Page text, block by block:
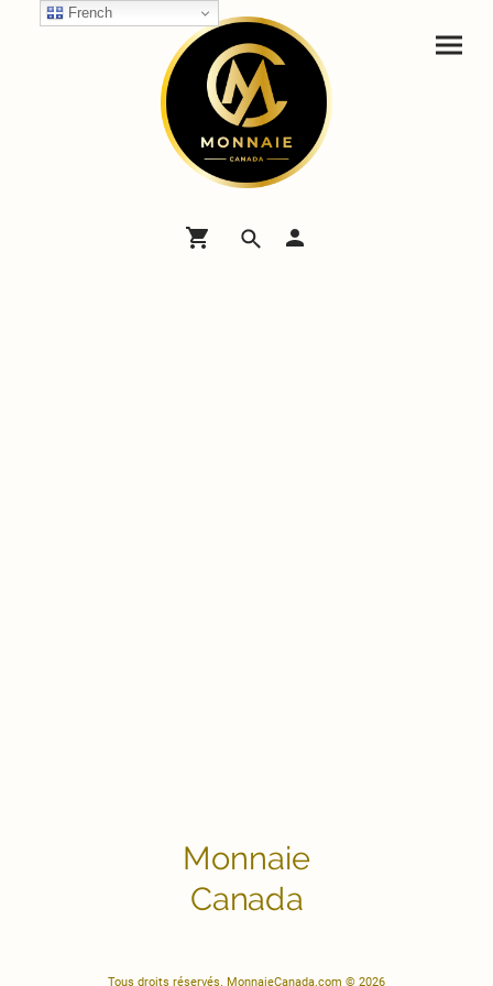
Monnaie
Canada
Tous droits réservés. MonnaieCanada.com © 2026
French